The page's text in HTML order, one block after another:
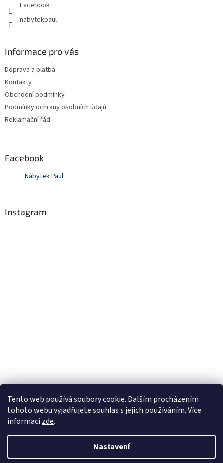
Tento web používá soubory cookie. Dalším procházením
tohoto webu vyjadřujete souhlas s jejich používáním. Více
informacízde.
Nastavení
Facebook
nabytekpaul
Informace pro vás
Doprava a platba
Kontakty
Obchodní podmínky
Podmínky ochrany osobních údajů
Reklamační řád
Facebook
Nábytek Paul
Instagram